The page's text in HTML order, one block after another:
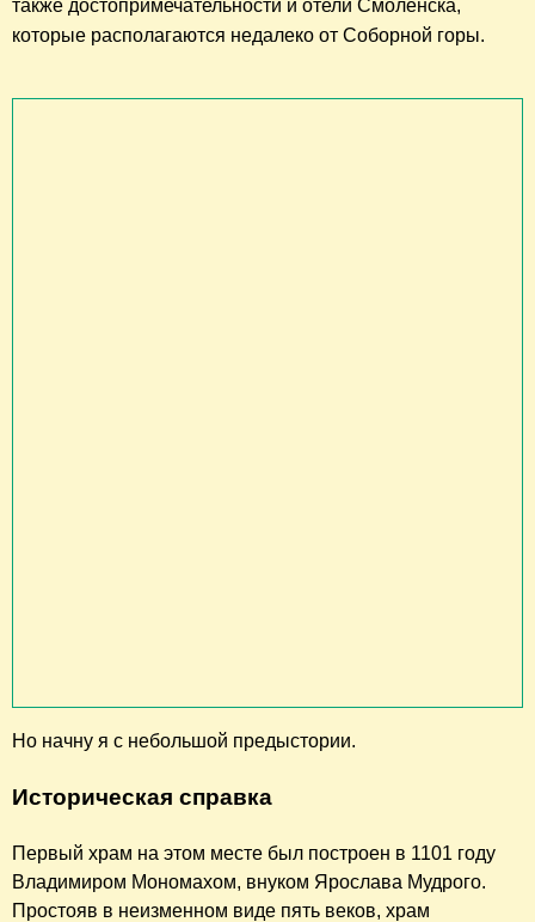
также достопримечательности и отели Смоленска,
которые располагаются недалеко от Соборной горы.
Но начну я с небольшой предыстории.
Историческая справка
Первый храм на этом месте был построен в 1101 году
Владимиром Мономахом, внуком Ярослава Мудрого.
Простояв в неизменном виде пять веков, храм